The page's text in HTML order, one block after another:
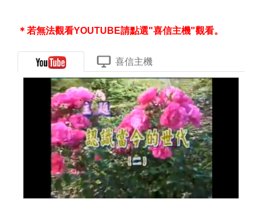
＊若無法觀看YOUTUBE請點選"喜信主機"觀看。
喜信主機